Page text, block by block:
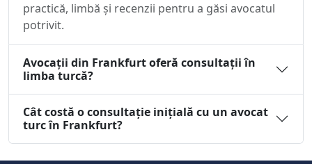
practică, limbă și recenzii pentru a găsi avocatul
potrivit.
Avocații din Frankfurt oferă consultații în
limba turcă?
Cât costă o consultație inițială cu un avocat
turc în Frankfurt?